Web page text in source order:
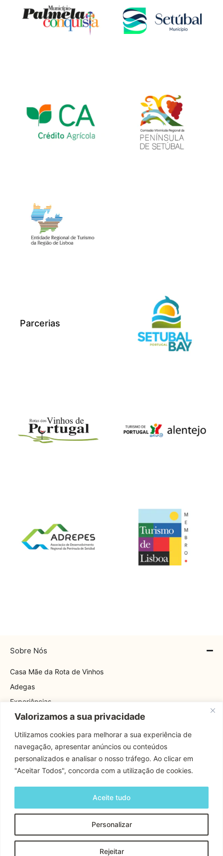
Valorizamos a sua privacidade
Utilizamos cookies para melhorar a sua experiência de
navegação, apresentar anúncios ou conteúdos
personalizados e analisar o nosso tráfego. Ao clicar em
"Aceitar Todos", concorda com a utilização de cookies.
Personalizar
Rejeitar
Aceite tudo
Parcerias
Sobre Nós
Casa Mãe da Rota de Vinhos
Adegas
Experiências
Explore
Rota
Contactos
Apoio Cliente
Reservados.